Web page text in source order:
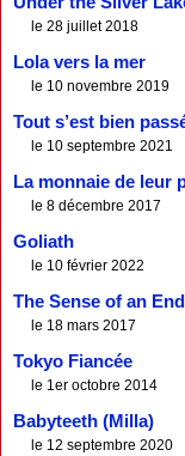
le 28 juillet 2018
Lola vers la mer
le 10 novembre 2019
Tout s’est bien
le 10 septembre 2021
La monnaie de leur
le 8 décembre 2017
Goliath
le 10 février 2022
The Sense of an
le 18 mars 2017
Tokyo Fiancée
le 1er octobre 2014
Babyteeth (Milla)
le 12 septembre 2020